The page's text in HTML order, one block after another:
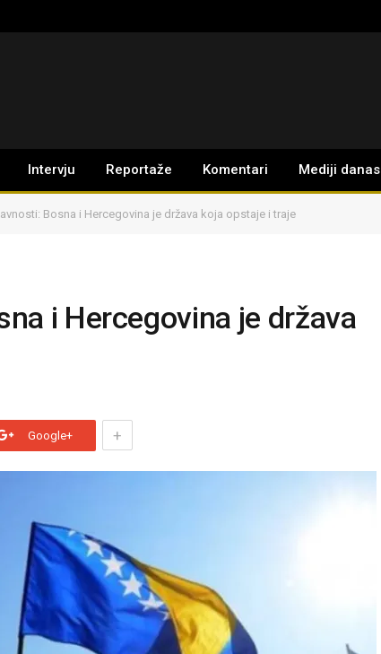
Intervju Reportaže Komentari Mediji danas
Bosna i Hercegovina je država koja opstaje i traje
i Hercegovina je država
Google+ +